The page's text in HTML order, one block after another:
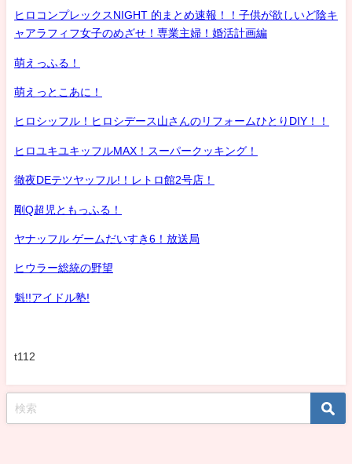
ヒロコンプレックスNIGHT 的まとめ速報！！子供が欲しいど陰キ
ャアラフィフ女子のめざせ！専業主婦！婚活計画編
萌えっふる！
萌えっとこあに！
ヒロシッフル！ヒロシデース山さんのリフォームひとりDIY！！
ヒロユキユキッフルMAX！スーパークッキング！
徹夜DEテツヤッフル!！レトロ館2号店！
剛Q超児ともっふる！
ヤナッフル ゲームだいすき6！放送局
ヒウラー総統の野望
魁!!アイドル塾!
t112